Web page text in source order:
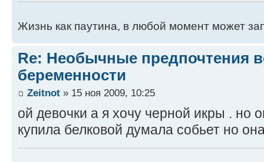
Жизнь как паутина, в любой момент может
Re: Необычные предпочтения
беременности
Zeitnot » 15 ноя 2009, 10:25
ой девочки а я хочу черной икры . но
купила белковой думала собьет но